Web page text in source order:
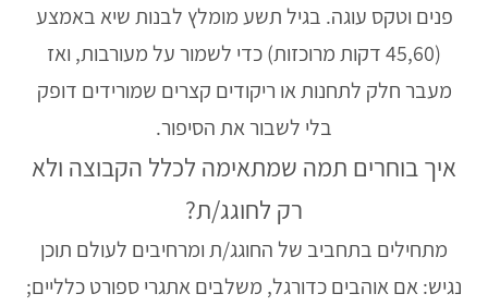
פנים וטקס עוגה. בגיל תשע מומלץ לבנות שיא באמצע
(45,60 דקות מרוכזות) כדי לשמור על מעורבות, ואז
מעבר חלק לתחנות או ריקודים קצרים שמורידים דופק
בלי לשבור את הסיפור.
איך בוחרים תמה שמתאימה לכלל הקבוצה ולא
רק לחוגג/ת?
מתחילים בתחביב של החוגג/ת ומרחיבים לעולם תוכן
נגיש: אם אוהבים כדורגל, משלבים אתגרי ספורט כלליים;